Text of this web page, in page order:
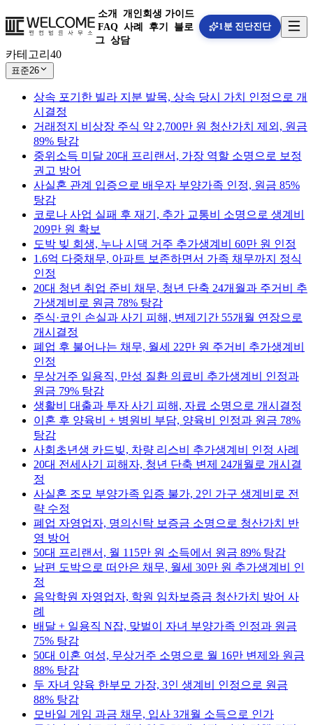
소개
개인회생 가이드
FAQ 사례 후기
블로
그 상담
1분 진단진단
카테고리 40
표준26
상속 포기한 빌라 지분 발목, 상속 당시 가치 인정으로 개
시결정
거래정지 비상장 주식 약 2,700만 원 청산가치 제외, 원금
89% 탕감
중위소득 미달 20대 프리랜서, 가장 역할 소명으로 보정
권고 방어
사실혼 관계 입증으로 배우자 부양가족 인정, 원금 85%
탕감
코로나 사업 실패 후 재기, 추가 교통비 소명으로 생계비
209만 원 확보
도박 빚 회생, 누나 시댁 거주 추가생계비 60만 원 인정
1.6억 다중채무, 아파트 보존하면서 가족 채무까지 정식
인정
20대 청년 취업 준비 채무, 청년 단축 24개월과 주거비 추
가생계비로 원금 78% 탕감
주식·코인 손실과 사기 피해, 변제기간 55개월 연장으로
개시결정
폐업 후 불어나는 채무, 월세 22만 원 주거비 추가생계비
인정
무상거주 일용직, 만성 질환 의료비 추가생계비 인정과
원금 79% 탕감
생활비 대출과 투자 사기 피해, 자료 소명으로 개시결정
이혼 후 양육비 + 병원비 부담, 양육비 인정과 원금 78%
탕감
사회초년생 카드빚, 차량 리스비 추가생계비 인정 사례
20대 전세사기 피해자, 청년 단축 변제 24개월로 개시결
정
사실혼 조모 부양가족 입증 불가, 2인 가구 생계비로 전
략 수정
폐업 자영업자, 명의신탁 보증금 소명으로 청산가치 반
영 방어
50대 프리랜서, 월 115만 원 소득에서 원금 89% 탕감
남편 도박으로 떠안은 채무, 월세 30만 원 추가생계비 인
정
음악학원 자영업자, 학원 임차보증금 청산가치 방어 사
례
배달 + 일용직 N잡, 맞벌이 자녀 부양가족 인정과 원금
75% 탕감
50대 이혼 여성, 무상거주 소명으로 월 16만 변제와 원금
88% 탕감
두 자녀 양육 한부모 가장, 3인 생계비 인정으로 원금
88% 탕감
모바일 게임 과금 채무, 입사 3개월 소득으로 인가